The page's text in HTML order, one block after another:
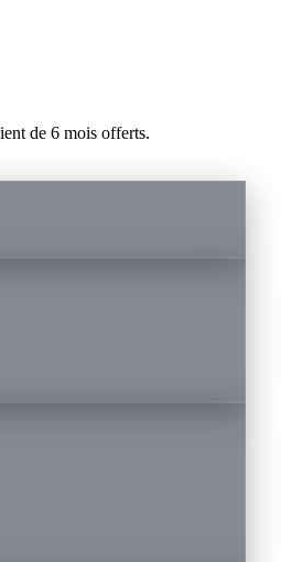
de 6 mois offerts.